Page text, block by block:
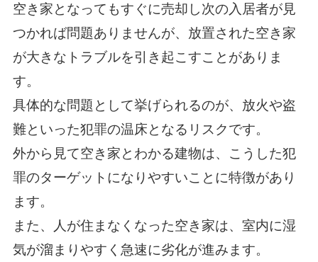
空き家となってもすぐに売却し次の入居者が見
つかれば問題ありませんが、放置された空き家
が大きなトラブルを引き起こすことがありま
す。
具体的な問題として挙げられるのが、放火や盗
難といった犯罪の温床となるリスクです。
外から見て空き家とわかる建物は、こうした犯
罪のターゲットになりやすいことに特徴があり
ます。
また、人が住まなくなった空き家は、室内に湿
気が溜まりやすく急速に劣化が進みます。